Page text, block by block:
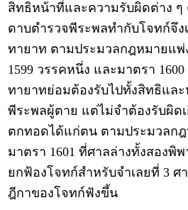
สิทธิหน้าที่และความรับผิดต่าง
ดาบตำรวจพีระพลทำกับโจทก์จึ
ทายาท ตามประมวลกฎหมายแ
1599 วรรคหนึ่ง และมาตรา
ทายาทย่อมต้องรับไปทั้งสิทธิแล
พีระพลผู้ตาย แต่ไม่จำต้องรับผิด
ตกทอดได้แก่ตน ตามประมวลก
มาตรา 1601 ที่ศาลล่างทั้งสองพิ
ยกฟ้องโจทก์สำหรับจำเลยที่ 3 ศ
ฎีกาของโจทก์ฟังขึ้น